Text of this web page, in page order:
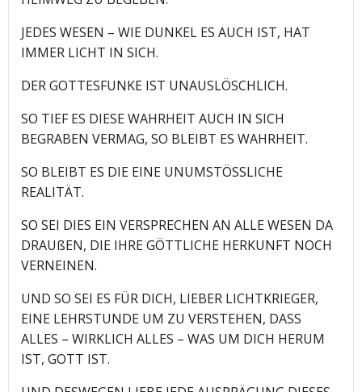
JEDES WESEN – WIE DUNKEL ES AUCH IST, HAT
IMMER LICHT IN SICH.
DER GOTTESFUNKE IST UNAUSLÖSCHLICH.
SO TIEF ES DIESE WAHRHEIT AUCH IN SICH
BEGRABEN VERMAG, SO BLEIBT ES WAHRHEIT.
SO BLEIBT ES DIE EINE UNUMSTÖSSLICHE
REALITÄT.
SO SEI DIES EIN VERSPRECHEN AN ALLE WESEN DA
DRAUßEN, DIE IHRE GÖTTLICHE HERKUNFT NOCH
VERNEINEN.
UND SO SEI ES FÜR DICH, LIEBER LICHTKRIEGER,
EINE LEHRSTUNDE UM ZU VERSTEHEN, DASS
ALLES – WIRKLICH ALLES – WAS UM DICH HERUM
IST, GOTT IST.